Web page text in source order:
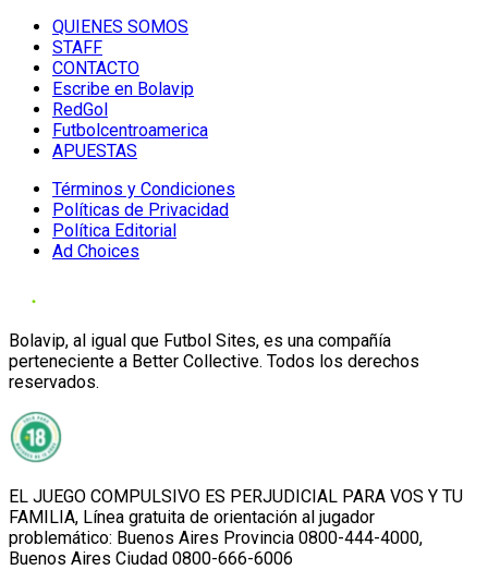
QUIENES SOMOS
STAFF
CONTACTO
Escribe en Bolavip
RedGol
Futbolcentroamerica
APUESTAS
Términos y Condiciones
Políticas de Privacidad
Política Editorial
Ad Choices
Bolavip, al igual que Futbol Sites, es una compañía
perteneciente a Better Collective. Todos los derechos
reservados.
EL JUEGO COMPULSIVO ES PERJUDICIAL PARA VOS Y TU
FAMILIA, Línea gratuita de orientación al jugador
problemático: Buenos Aires Provincia 0800-444-4000,
Buenos Aires Ciudad 0800-666-6006